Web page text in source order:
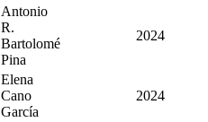
Antonio
R.
Bartolomé
Pina
2024
Elena
Cano
García
2024